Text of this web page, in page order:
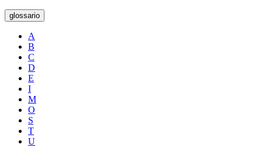
glossario
A
B
C
D
E
I
M
O
S
T
U